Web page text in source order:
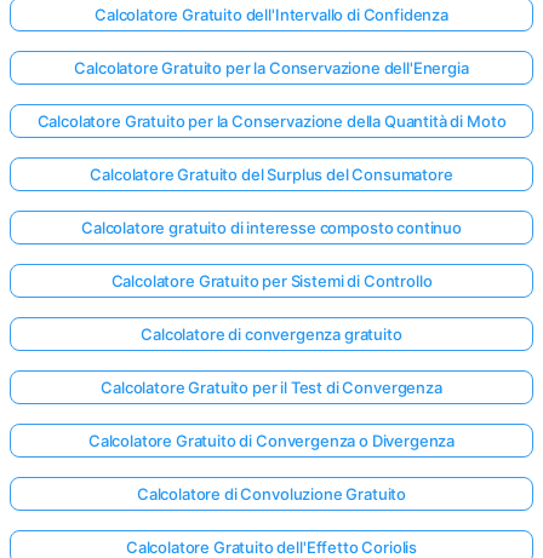
Calcolatore Gratuito dell'Intervallo di Confidenza
Calcolatore Gratuito per la Conservazione dell'Energia
Calcolatore Gratuito per la Conservazione della Quantità di Moto
Calcolatore Gratuito del Surplus del Consumatore
Calcolatore gratuito di interesse composto continuo
Calcolatore Gratuito per Sistemi di Controllo
Calcolatore di convergenza gratuito
Calcolatore Gratuito per il Test di Convergenza
Calcolatore Gratuito di Convergenza o Divergenza
Calcolatore di Convoluzione Gratuito
Calcolatore Gratuito dell'Effetto Coriolis